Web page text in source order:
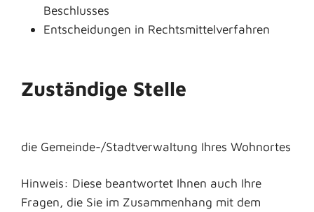
Beschlusses
Entscheidungen in Rechtsmittelverfahren
Zuständige Stelle
die Gemeinde-/Stadtverwaltung Ihres Wohnortes
Hinweis: Diese beantwortet Ihnen auch Ihre
Fragen, die Sie im Zusammenhang mit dem